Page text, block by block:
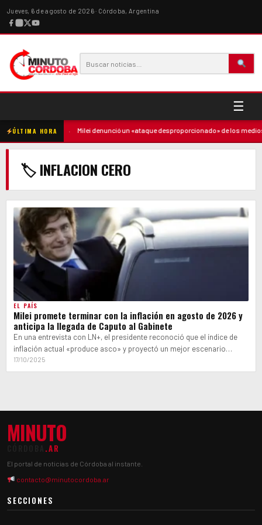
Jueves, 6 de agosto de 2026 · Córdoba, Argentina
☰
ÚLTIMA HORA
la madre Milei denunció un «ataque desproporcionado» de los
🏷 INFLACION CERO
EL PAÍS
Milei promete terminar con la inflación en agosto de 2026 y
anticipa la llegada de Caputo al Gabinete
En una entrevista con LN+, el presidente reconoció que el índice de
inflación actual «produce asco» y proyectó un mejor escenario
legislativo…
17/10/2025
MINUTO
.AR
El portal de noticias de Córdoba al instante.
contacto@minutocordoba.ar
SECCIONES